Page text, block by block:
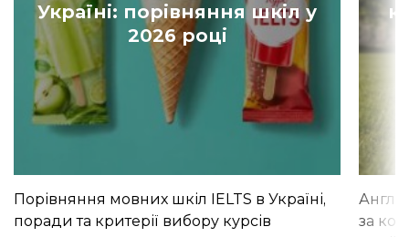
Україні: порівняння шкіл у
2026 році
Порівняння мовних шкіл IELTS в Україні,
поради та критерії вибору курсів
за